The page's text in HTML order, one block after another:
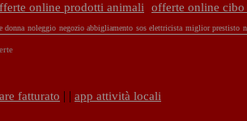
online prodotti animali offerte online cibo
donna noleggio negozio abbigliamento sos elettricista miglior prestisto
fatturato | | app attività locali